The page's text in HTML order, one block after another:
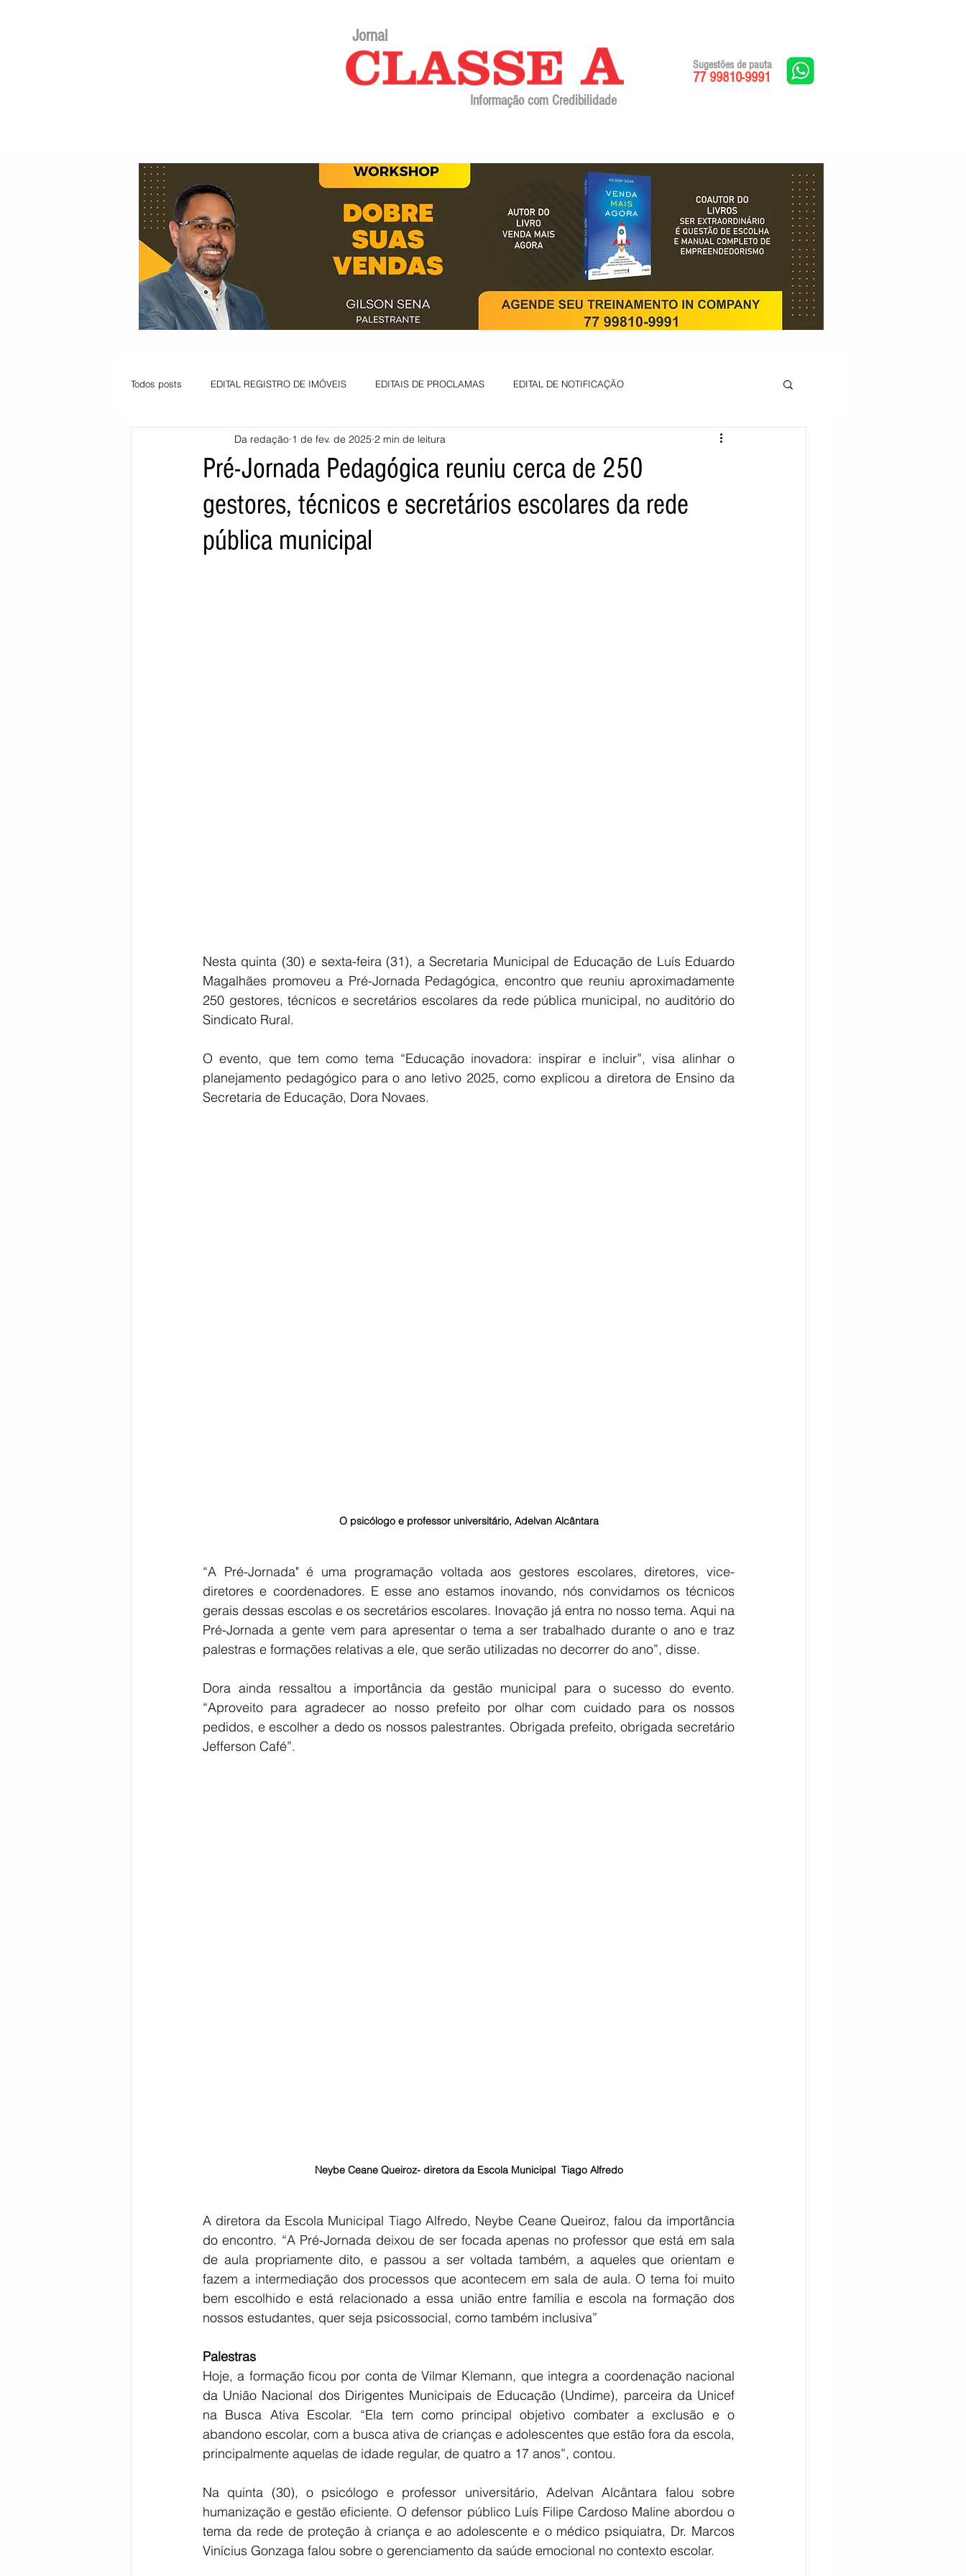
Jornal
77 99810-9991
Sugestões de pauta
Informação com Credibilidade
Todos posts EDITAL REGISTRO DE IMÓVEIS EDITAIS DE PROCLAMAS EDITAL DE NOTIFICAÇÃO
VAGA PARA JOVEM APRENDIZ EDITAL DE INTIMAÇÃO
Informe - Deputado Tito Balanço ambiental Informes - Deputado Tito ABANDONO DE EMPREGO Pedito de renovação
Pedido de renovação
Pré-Jornada Pedagógica reuniu cerca de 250
gestores, técnicos e secretários escolares da rede
pública municipal
Da redação 1 de fev. de 2025 2 min de leitura
Nesta quinta (30) e sexta-feira (31), a Secretaria Municipal de Educação de Luís Eduardo
Magalhães promoveu a Pré-Jornada Pedagógica, encontro que reuniu aproximadamente
250 gestores, técnicos e secretários escolares da rede pública municipal, no auditório do
Sindicato Rural.
O evento, que tem como tema “Educação inovadora: inspirar e incluir”, visa alinhar o
planejamento pedagógico para o ano letivo 2025, como explicou a diretora de Ensino da
Secretaria de Educação, Dora Novaes.
O psicólogo e professor universitário, Adelvan Alcântara
“A Pré-Jornada" é uma programação voltada aos gestores escolares, diretores, vice-
diretores e coordenadores. E esse ano estamos inovando, nós convidamos os técnicos
gerais dessas escolas e os secretários escolares. Inovação já entra no nosso tema. Aqui na
Pré-Jornada a gente vem para apresentar o tema a ser trabalhado durante o ano e traz
palestras e formações relativas a ele, que serão utilizadas no decorrer do ano”, disse.
Dora ainda ressaltou a importância da gestão municipal para o sucesso do evento.
“Aproveito para agradecer ao nosso prefeito por olhar com cuidado para os nossos
pedidos, e escolher a dedo os nossos palestrantes. Obrigada prefeito, obrigada secretário
Jefferson Café”.
Neybe Ceane Queiroz- diretora da Escola Municipal  Tiago Alfredo
A diretora da Escola Municipal Tiago Alfredo, Neybe Ceane Queiroz, falou da importância
do encontro. “A Pré-Jornada deixou de ser focada apenas no professor que está em sala
de aula propriamente dito, e passou a ser voltada também, a aqueles que orientam e
fazem a intermediação dos processos que acontecem em sala de aula. O tema foi muito
bem escolhido e está relacionado a essa união entre família e escola na formação dos
nossos estudantes, quer seja psicossocial, como também inclusiva”
Palestras
Hoje, a formação ficou por conta de Vilmar Klemann, que integra a coordenação nacional
da União Nacional dos Dirigentes Municipais de Educação (Undime), parceira da Unicef
na Busca Ativa Escolar. “Ela tem como principal objetivo combater a exclusão e o
abandono escolar, com a busca ativa de crianças e adolescentes que estão fora da escola,
principalmente aquelas de idade regular, de quatro a 17 anos”, contou.
Na quinta (30), o psicólogo e professor universitário, Adelvan Alcântara falou sobre
humanização e gestão eficiente. O defensor público Luís Filipe Cardoso Maline abordou o
tema da rede de proteção à criança e ao adolescente e o médico psiquiatra, Dr. Marcos
Vinícius Gonzaga falou sobre o gerenciamento da saúde emocional no contexto escolar.